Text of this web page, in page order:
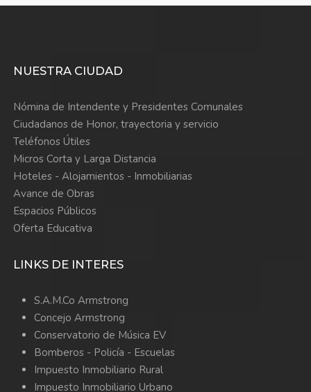
NUESTRA CIUDAD
Nómina de Intendente y Presidentes Comunales
Ciudadanos de Honor, trayectoria y servicio
Teléfonos Útiles
Micros Corta y Larga Distancia
Hoteles - Alojamientos - Inmobiliarias
Avance de Obras
Espacios Públicos
Oferta Educativa
LINKS DE INTERES
S.A.M.Co Armstrong
Concejo Armstrong
Conservatorio de Música EV
Bomberos - Policía - Escuelas
Impuesto Inmobiliario Rural
Impuesto Inmobiliario Urbano